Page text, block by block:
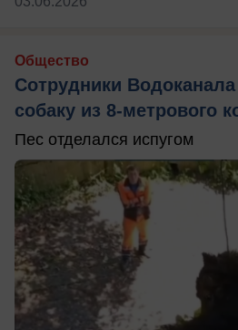
Общество
Сотрудники
собаку из 8-метрового
Пес отделался испугом